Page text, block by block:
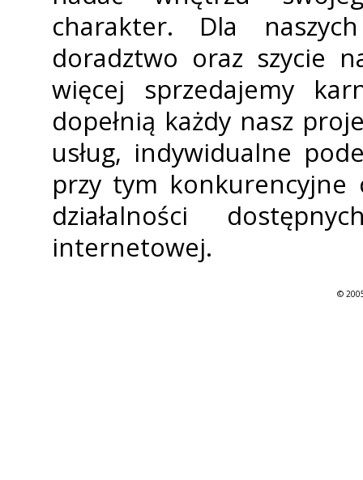
charakter. Dla
doradztwo oraz szycie
więcej sprzedajemy
dopełnią każdy nasz
usług, indywidualne
przy tym konkurencyjne
działalności
internetowej.
©